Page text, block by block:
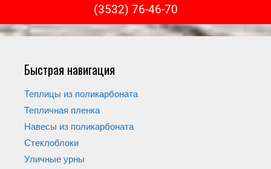
(3532) 76-46-70
Быстрая навигация
Теплицы из поликарбоната
Тепличная пленка
Навесы из поликарбоната
Стеклоблоки
Уличные урны